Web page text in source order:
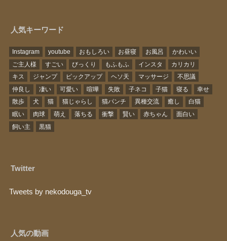
人気キーワード
Instagram youtube おもしろい お昼寝 お風呂
かわいい
ご主人様
すごい びっくり もふもふ インスタ
カリカリ
キス
ジャンプ ピックアップ ヘソ天 マッサージ
不思議
仲良し
凄い 可愛い 喧嘩 失敗 子ネコ 子猫 寝る
幸せ
散歩
犬 猫 猫じゃらし 猫パンチ 異種交流 癒し
白猫
眠い
肉球 萌え 落ちる 衝撃 賢い 赤ちゃん
面白い
飼い主
黒猫
Twitter
Tweets by nekodouga_tv
人気の動画